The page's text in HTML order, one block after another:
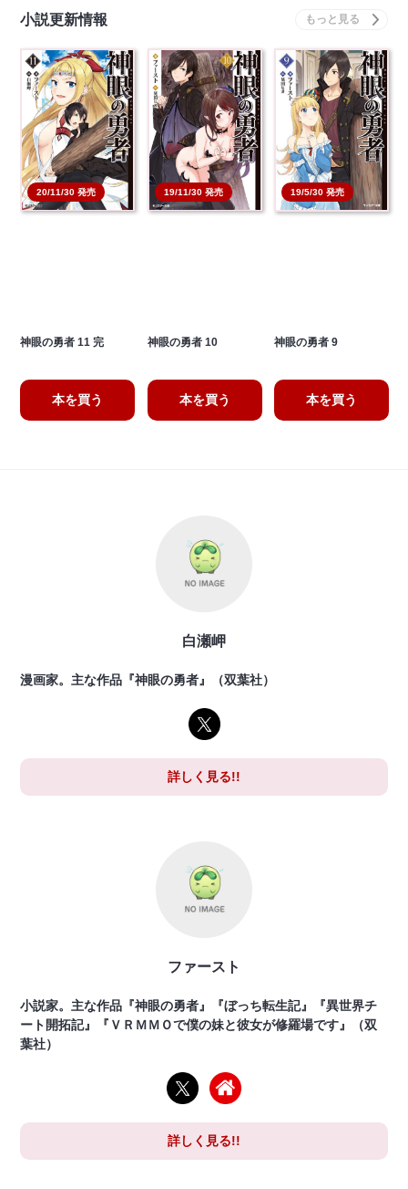
小説更新情報
20/11/30 発売
神眼の勇者 11 完
本を買う
19/11/30 発売
神眼の勇者 10
本を買う
19/5/30 発売
神眼の勇者 9
本を買う
白瀬岬
漫画家。主な作品『神眼の勇者』（双葉社）
詳しく見る!!
ファースト
小説家。主な作品『神眼の勇者』『ぼっち転生記』『異世界チ
ート開拓記』『ＶＲＭＭＯで僕の妹と彼女が修羅場です』（双
葉社）
詳しく見る!!